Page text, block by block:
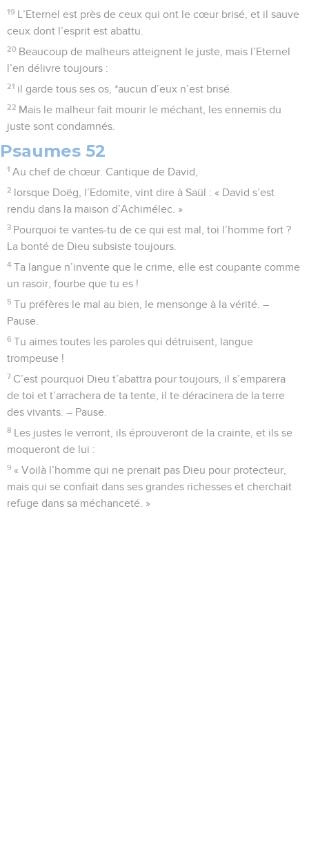
19 L’Eternel est près de ceux qui ont le cœur brisé, et il sauve
ceux dont l’esprit est abattu.
20 Beaucoup de malheurs atteignent le juste, mais l’Eternel
l’en délivre toujours :
21 il garde tous ses os, *aucun d’eux n’est brisé.
22 Mais le malheur fait mourir le méchant, les ennemis du
juste sont condamnés.
Psaumes 52
1 Au chef de chœur. Cantique de David,
2 lorsque Doëg, l’Edomite, vint dire à Saül : « David s’est
rendu dans la maison d’Achimélec. »
3 Pourquoi te vantes-tu de ce qui est mal, toi l’homme fort ?
La bonté de Dieu subsiste toujours.
4 Ta langue n’invente que le crime, elle est coupante comme
un rasoir, fourbe que tu es !
5 Tu préfères le mal au bien, le mensonge à la vérité. –
Pause.
6 Tu aimes toutes les paroles qui détruisent, langue
trompeuse !
7 C’est pourquoi Dieu t’abattra pour toujours, il s’emparera
de toi et t’arrachera de ta tente, il te déracinera de la terre
des vivants. – Pause.
8 Les justes le verront, ils éprouveront de la crainte, et ils se
moqueront de lui :
9 « Voilà l’homme qui ne prenait pas Dieu pour protecteur,
mais qui se confiait dans ses grandes richesses et cherchait
refuge dans sa méchanceté. »